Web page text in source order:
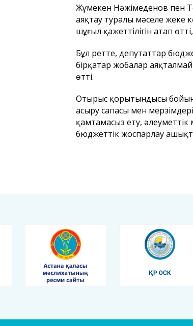
Жұмекен Нәжімеденов пен
аяқтау туралы мәселе жеке
шұғыл қажеттілігін атап
Бұл ретте, депутаттар
бірқатар жобалар
өтті.
Отырыс қорытындысы
асыру сапасы мен
қамтамасыз ету,
бюджеттік жоспарлау